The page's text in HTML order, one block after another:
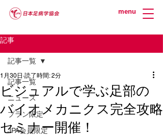
menu
記事
記事一覧
ニュース
プラン限定
JPA会員限定
記事一覧
ビジュアルで学ぶ足部の
バイオメカニクス完全攻略
セミナー開催！
1月30日 読了時間: 2分